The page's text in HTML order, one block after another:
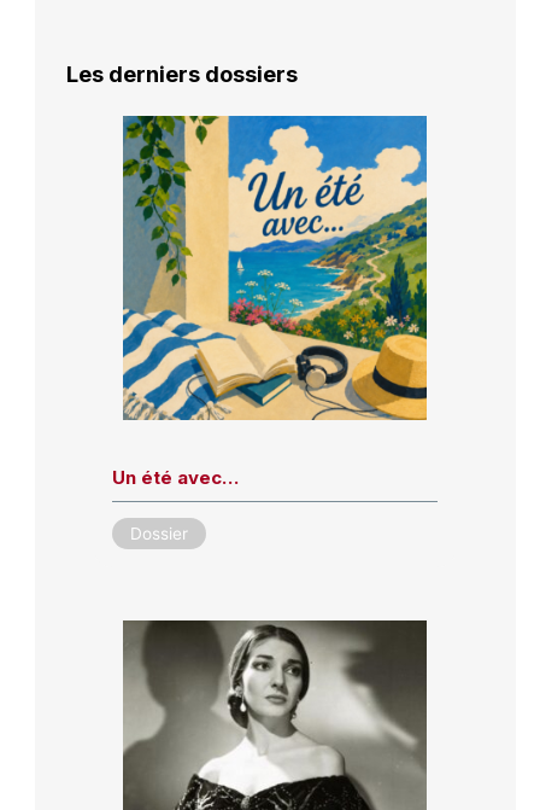
Les derniers dossiers
Un été avec…
Dossier